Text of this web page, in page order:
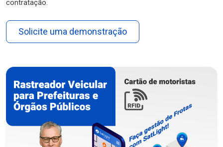
contratação.
Solicite uma demonstração